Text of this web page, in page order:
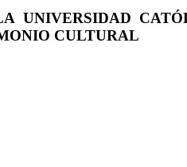
UNIVERSIDAD
CULTURAL